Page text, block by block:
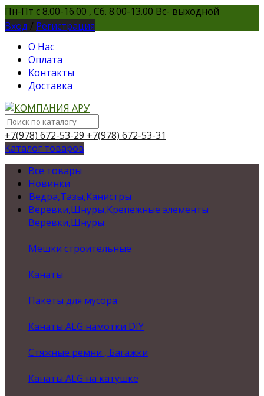
Пн-Пт с 8.00-16.00 , Сб. 8.00-13.00 Вс- выходной
Вход / Регистрация
О Нас
Оплата
Контакты
Доставка
+7(978) 672-53-29 +7(978) 672-53-31
Каталог товаров
Все товары
Новинки
Ведра,Тазы,Канистры
Веревки,Шнуры,Крепежные элементы
Веревки,Шнуры
Мешки строительные
Канаты
Пакеты для мусора
Канаты ALG намотки DIY
Стяжные ремни , Багажки
Канаты ALG на катушке